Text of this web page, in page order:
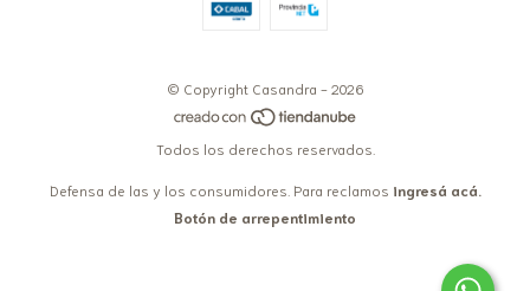
© Copyright Casandra - 2026
Todos los derechos reservados.
Defensa de las y los consumidores. Para reclamos ingresá acá.
Botón de arrepentimiento